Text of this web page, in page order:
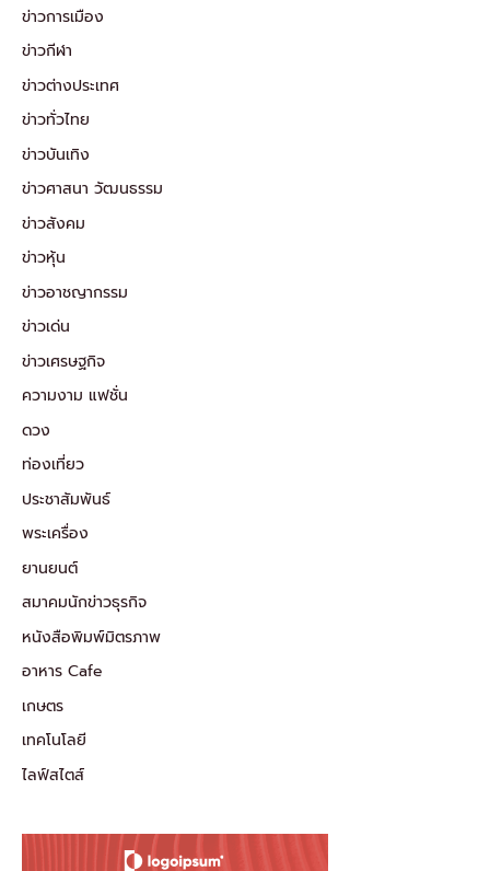
ข่าวการเมือง
ข่าวกีฬา
ข่าวต่างประเทศ
ข่าวทั่วไทย
ข่าวบันเทิง
ข่าวศาสนา วัฒนธรรม
ข่าวสังคม
ข่าวหุ้น
ข่าวอาชญากรรม
ข่าวเด่น
ข่าวเศรษฐกิจ
ความงาม แฟชั่น
ดวง
ท่องเที่ยว
ประชาสัมพันธ์
พระเครื่อง
ยานยนต์
สมาคมนักข่าวธุรกิจ
หนังสือพิมพ์มิตรภาพ
อาหาร Cafe
เกษตร
เทคโนโลยี
ไลฟ์สไตส์